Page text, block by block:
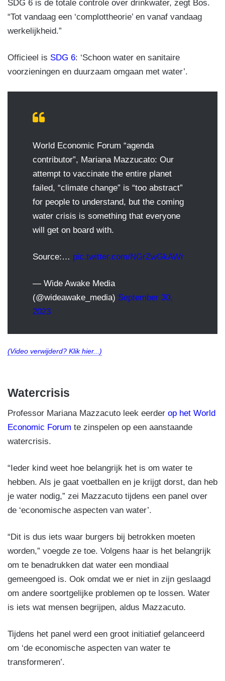
SDG 6 is de totale controle over drinkwater, zegt Bos.
“Tot vandaag een ‘complottheorie’ en vanaf vandaag
werkelijkheid.”
Officieel is SDG 6: ‘Schoon water en sanitaire
voorzieningen en duurzaam omgaan met water’.
World Economic Forum “agenda
contributor”, Mariana Mazzucato: Our
attempt to vaccinate the entire planet
failed, “climate change” is “too abstract”
for people to understand, but the coming
water crisis is something that everyone
will get on board with.
Source:… pic.twitter.com/NGrZwGkAWr
— Wide Awake Media
(@wideawake_media) September 30,
2023
(Video verwijderd? Klik hier...)
Watercrisis
Professor Mariana Mazzacuto leek eerder op het World
Economic Forum te zinspelen op een aanstaande
watercrisis.
“Ieder kind weet hoe belangrijk het is om water te
hebben. Als je gaat voetballen en je krijgt dorst, dan heb
je water nodig,” zei Mazzacuto tijdens een panel over
de ‘economische aspecten van water’.
“Dit is dus iets waar burgers bij betrokken moeten
worden,” voegde ze toe. Volgens haar is het belangrijk
om te benadrukken dat water een mondiaal
gemeengoed is. Ook omdat we er niet in zijn geslaagd
om andere soortgelijke problemen op te lossen. Water
is iets wat mensen begrijpen, aldus Mazzacuto.
Tijdens het panel werd een groot initiatief gelanceerd
om ‘de economische aspecten van water te
transformeren’.